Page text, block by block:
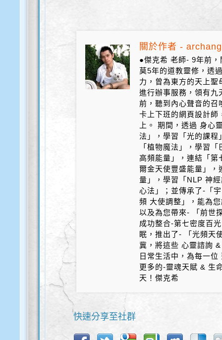
關於作者 -
●傑克希 老師- 9年前
莫5年的道教靈修，透
力，曾為東方的天上
進行辦事服務，領有
前，聽到內心聲音的召
卡上下班的網頁設計師
上。 期間，透過 身心
法」，學習「光的課程
「植物魔法」，學習
高頻能量」，連結「第
爾金天使豐盛能量」，
量」，學習「NLP 神
心法」；並傳承了-「
頻 大使調整」，能為
以及為您帶來- 「前世
成功整合-第七密度百
眠，推出了- 「光頻天
冀，將這些 心靈諮詢
日常生活中，為每一
更多的-靈魂天賦 & 生
天！傑克希
快速分享至社群